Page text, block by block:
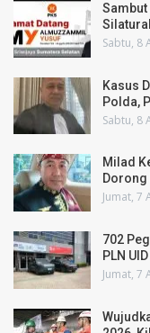
Sambut
Sabtu, 8
Kasus
Polda,
Sabtu, 8
Milad
Jumat, 7
702
PLN
Jumat, 7